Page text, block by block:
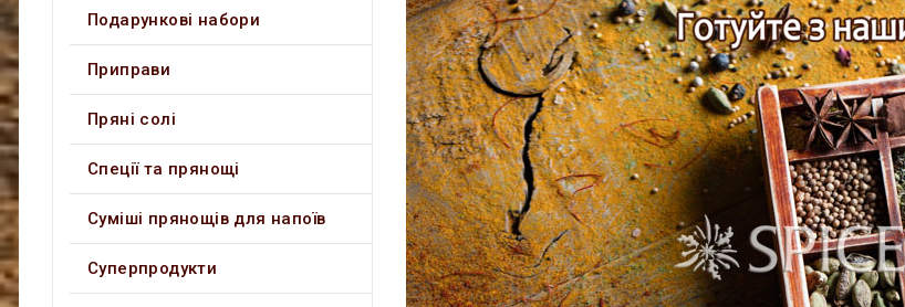
Подарункові набори
Приправи
Пряні солі
Спеції та прянощі
Суміші прянощів для напоїв
Суперпродукти